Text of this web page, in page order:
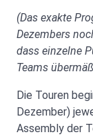
(Das exakte
Dezembers
dass einzelne
Teams
Die Touren
Dezember)
Assembly der